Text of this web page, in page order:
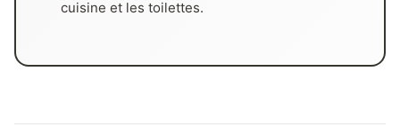
cuisine et les toilettes.